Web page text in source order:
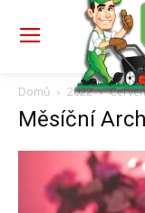
Domů 2022
Měsíční